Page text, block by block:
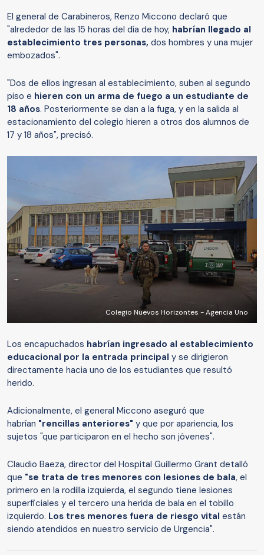
El general de Carabineros, Renzo Miccono declaró que
"alrededor de las 15 horas del día de hoy, habrían llegado al
establecimiento tres personas, dos hombres y una mujer
embozados".
"Dos de ellos ingresan al establecimiento, suben al segundo
piso e hieren con un arma de fuego a un estudiante de
18 años. Posteriormente se dan a la fuga, y en la salida al
estacionamiento del colegio hieren a otros dos alumnos de
17 y 18 años", precisó.
Colegio Nuevos Horizontes - Agencia Uno
Los encapuchados habrían ingresado al establecimiento
educacional por la entrada principal y se dirigieron
directamente hacia uno de los estudiantes que resultó
herido.
Adicionalmente, el general Miccono aseguró que
habrían "rencillas anteriores" y que por apariencia, los
sujetos "que participaron en el hecho son jóvenes".
Claudio Baeza, director del Hospital Guillermo Grant detalló
que "se trata de tres menores con lesiones de bala, el
primero en la rodilla izquierda, el segundo tiene lesiones
superficiales y el tercero una herida de bala en el tobillo
izquierdo. Los tres menores fuera de riesgo vital están
siendo atendidos en nuestro servicio de Urgencia".